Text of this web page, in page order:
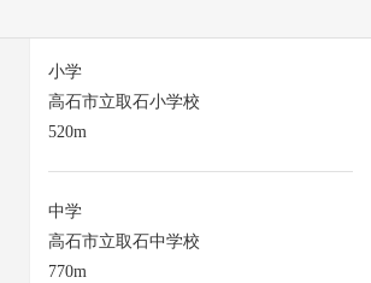
小学
高石市立取石小学校
520m
中学
高石市立取石中学校
770m